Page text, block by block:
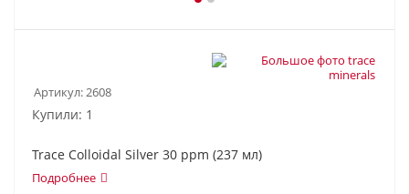
Артикул:2608
Купили: 1
Trace Colloidal Silver 30 ppm (237 мл)
Подробнее